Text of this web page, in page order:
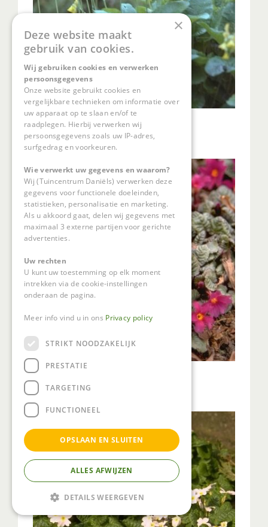
Sleutelbloem
Primula florindae
×
Deze website maakt
gebruik van cookies.
Wij gebruiken cookies en verwerken
persoonsgegevens
Onze website gebruikt cookies en
vergelijkbare technieken om informatie over
uw apparaat op te slaan en/of te
raadplegen. Hierbij verwerken wij
persoonsgegevens zoals uw IP-adres,
surfgedrag en voorkeuren.
Wie verwerkt uw gegevens en waarom?
Wij (Tuincentrum Daniëls) verwerken deze
gegevens voor functionele doeleinden,
statistieken, personalisatie en marketing.
Als u akkoord gaat, delen wij gegevens met
maximaal 3 externe partijen voor gerichte
advertenties.
Uw rechten
U kunt uw toestemming op elk moment
intrekken via de cookie-instellingen
onderaan de pagina.
Meer info vind u in ons Privacy policy
STRIKT NOODZAKELIJK
PRESTATIE
TARGETING
FUNCTIONEEL
OPSLAAN EN SLUITEN
ALLES AFWIJZEN
DETAILS WEERGEVEN